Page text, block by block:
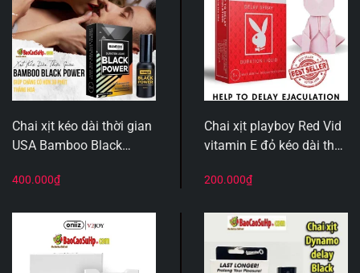
Chai xịt kéo dài thời gian
USA Bamboo Black
400.000₫
Chai xịt playboy Red Vid
vitamin E đỏ kéo dài thời
200.000₫